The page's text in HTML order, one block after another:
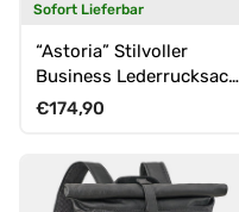
Sofort Lieferbar
“Astoria” Stilvoller
Business Lederrucksack
Vintage mit 17 Zoll
Herren
Normaler Preis
€174,90